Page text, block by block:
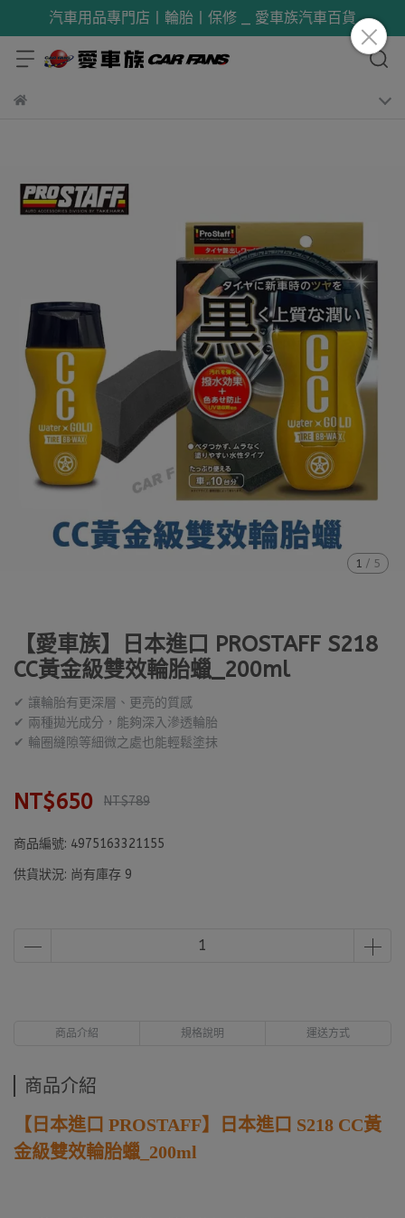
汽車用品專門店丨輪胎丨保修 _ 愛車族汽車百貨
1 / 5
【愛車族】日本進口 PROSTAFF S218
CC黃金級雙效輪胎蠟_200ml
✔ 讓輪胎有更深層、更亮的質感
✔ 兩種拋光成分，能夠深入滲透輪胎
✔ 輪圈縫隙等細微之處也能輕鬆塗抹
NT$650 NT$789
商品編號: 4975163321155
供貨狀況: 尚有庫存 9
商品介紹 規格說明 運送方式
商品介紹
【日本進口 PROSTAFF】日本進口 S218 CC黃
金級雙效輪胎蠟_200ml